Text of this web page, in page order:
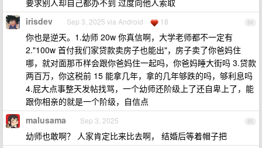
要求别人却自己都办不到 过度向他人索取
84
irisdev Sep 3, 2025 via Android 18
你也是逆天。1.幼师 20w 你真信啊，大学老师都不一定有
2."100w 首付我们家贷款卖房子也能出"，房子卖了你爸妈住
哪，就对面那币样会跟你爸妈住一起吗，你爸妈睡大街吗 3.贷款
两百万，你这税前 15 能拿几年，拿的几年够跌的吗，够利息吗
4.屁大点事整天发帖找骂，一个幼师还阶级上了还自卑上了，能
跟你相亲的就是一个阶级，自信点
85
malusama Sep 3, 2025
幼师也敢啊？ 人家肯定比来比去啊， 结婚后等着帽子把